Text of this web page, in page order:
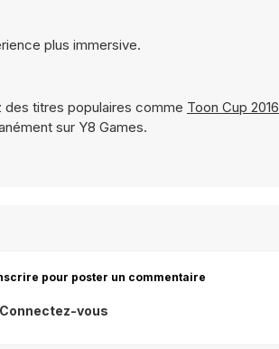
plus immersive.
titres populaires comme Toon Cup 2016
sur Y8 Games.
pour poster un commentaire
Connectez-vous